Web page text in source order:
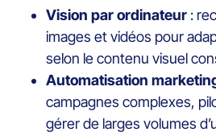
Vision par ordinateur :
images et vidéos pour
selon le contenu visuel
Automatisation
campagnes complexes,
gérer de larges volumes